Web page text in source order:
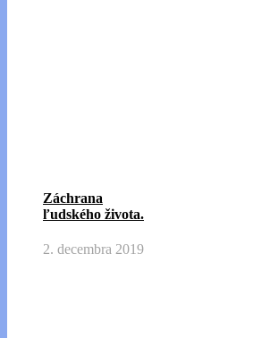
Záchrana
ľudského života.
2. decembra 2019